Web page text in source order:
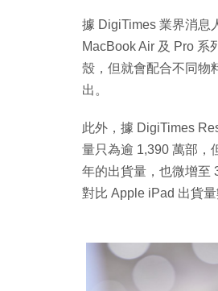
2
%
據 DigiTimes 業界消息
MacBook Air 及 Pro 系
殼，但就會配合不同物
出。
此外，據 DigiTimes
量只為逾 1,390 萬部，
年的出貨量，也微增至
對比 Apple iPad 出貨